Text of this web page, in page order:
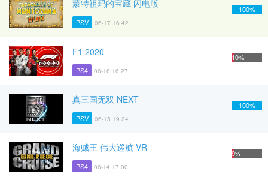
蒙特祖玛的宝藏 闪电版
PSV 06-17 16:42
100%
F1 2020
PS4 06-16 16:27
10%
真三国无双 NEXT
PSV 06-15 19:24
100%
海贼王 伟大巡航 VR
PS4 06-14 17:00
9%